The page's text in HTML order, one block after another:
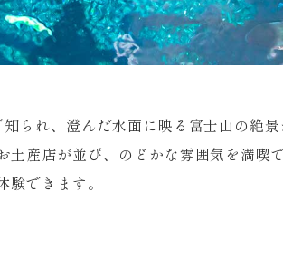
られ、澄んだ水面に映る富士山の絶景
産店が並び、のどかな雰囲気を満喫で
できます。